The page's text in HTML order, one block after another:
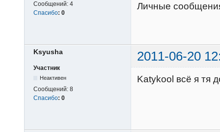
Сообщений: 4
Спасибо: 0
Личные
Ksyusha 2011-06-20
Участник
Неактивен
Сообщений: 8
Спасибо: 0
Katykool всё я тя